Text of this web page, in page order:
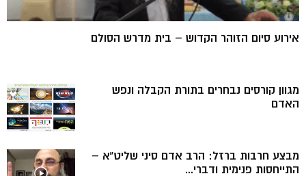
אירוע סיום הזוהר הקדוש – בית מדרש הסולם
מגוון קורסים נבחרים בתורת הקבלה ונפש
האדם
מבצע חרבות ברזל: הרב אדם סיני שליט”א –
התייחסות פנימית ודברי...